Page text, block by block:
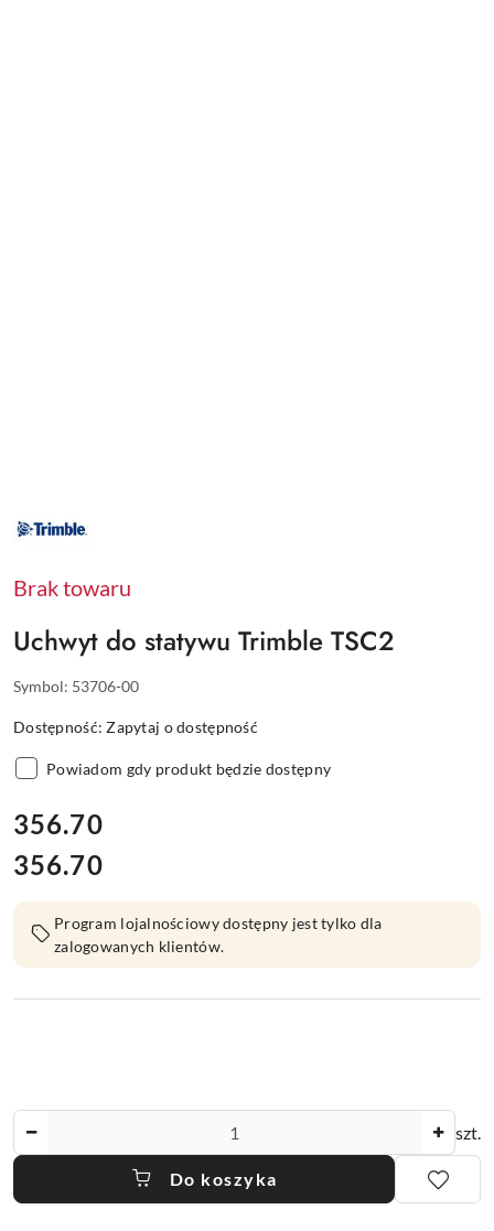
NAZWA
PRODUCENTA:
Brak towaru
Uchwyt do statywu Trimble TSC2
Symbol: 53706-00
Dostępność:Zapytaj o dostępność
Powiadom gdy produkt będzie dostępny
cena:
356.70
Cena:
356.70
Program lojalnościowy dostępny jest tylko dla
zalogowanych klientów.
szt.
Do koszyka